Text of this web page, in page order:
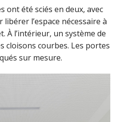
ont été sciés en deux, avec
libérer l’espace nécessaire à
À l’intérieur, un système de
cloisons courbes. Les portes
sur mesure.